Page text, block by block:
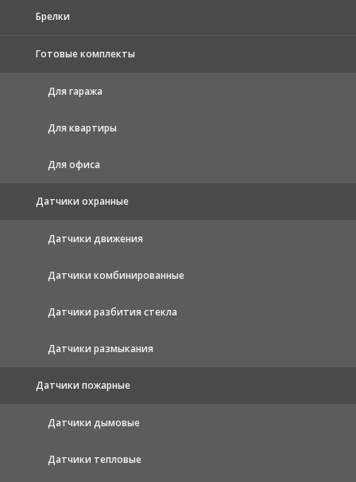
Брелки
Готовые комплекты
Для гаража
Для квартиры
Для офиса
Датчики охранные
Датчики движения
Датчики комбинированные
Датчики разбития стекла
Датчики размыкания
Датчики пожарные
Датчики дымовые
Датчики тепловые